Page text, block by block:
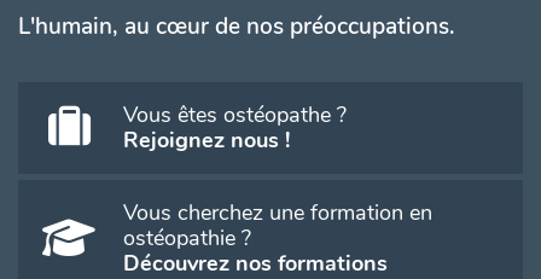
L'humain, au cœur de nos préoccupations.
Vous êtes ostéopathe ?
Rejoignez nous !
Vous cherchez une formation en
ostéopathie ?
Découvrez nos formations